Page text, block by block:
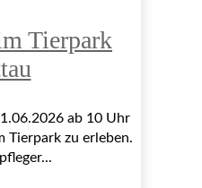
Tierpark
ab 10 Uhr
Tierpark zu erleben.